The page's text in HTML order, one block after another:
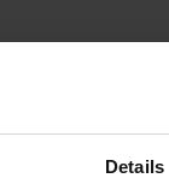
Details
avis